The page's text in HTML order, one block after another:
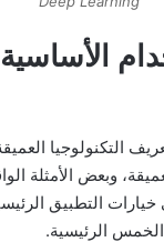
الأساسية
التكنولوجيا
وبعض الأمثلة
التطبيق
الرئيسية.